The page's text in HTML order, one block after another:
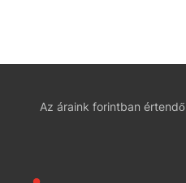
Az áraink forintban